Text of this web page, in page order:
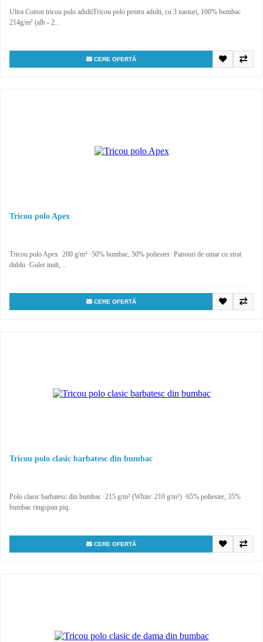
Ultra Cotton tricou polo adultiTricou polo pentru adulti, cu 3 nasturi, 100% bumbac
214g/m² (alb - 2..
CERE OFERTĂ
Tricou polo Apex
Tricou polo Apex ·200 g/m² ·50% bumbac, 50% poliester ·Panouri de umar cu strat
dublu ·Guler inalt, ..
CERE OFERTĂ
Tricou polo clasic barbatesc din bumbac
Polo clasic barbatesc din bumbac ·215 g/m² (White: 210 g/m²) ·65% poliester, 35%
bumbac ringspun piq..
CERE OFERTĂ